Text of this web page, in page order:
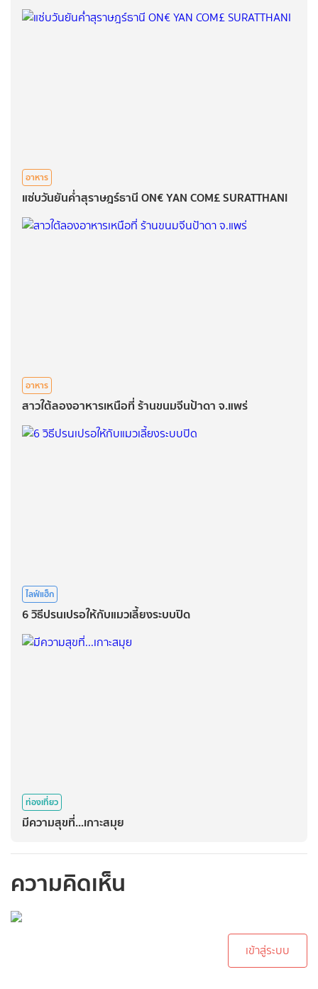
อาหาร
แซ่บวันยันค่ำสุราษฎร์ธานี ON€ YAN COM£ SURATTHANI
อาหาร
สาวใต้ลองอาหารเหนือที่ ร้านขนมจีนป้าดา จ.แพร่
ไลฟ์แฮ็ก
6 วิธีปรนเปรอให้กับแมวเลี้ยงระบบปิด
ท่องเที่ยว
มีความสุขที่...เกาะสมุย
ความคิดเห็น
เข้าสู่ระบบ